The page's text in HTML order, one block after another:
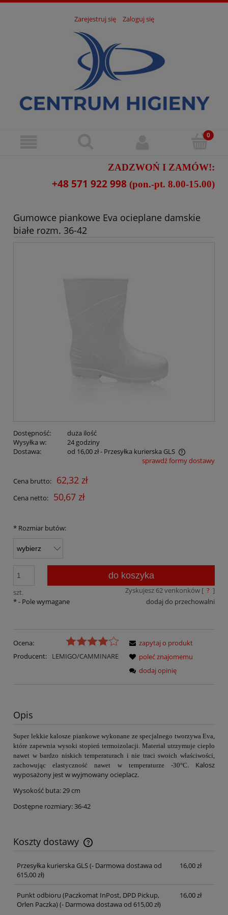
Zarejestruj się Zaloguj się
ZADZWOŃ I ZAMÓW!:
+48 571 922 998 (pon.-pt. 8.00-15.00)
Gumowce piankowe Eva ocieplane damskie
białe rozm. 36-42
Dostępność:
duża ilość
Wysyłka w:
24 godziny
Dostawa:
od 16,00 zł- Przesyłka kurierska GLS
Cena nie zawiera ewentualnych kosztów płatnościsprawdź formy dostawy
Cena brutto: 62,32 zł
Cena netto: 50,67 zł
* Rozmiar butów:
szt.
do koszyka
Zyskujesz 62 venkonków [ ? ]
dodaj do przechowalni
*- Pole wymagane
Ocena:
Producent:
LEMIGO/CAMMINARE
zapytaj o produkt
poleć znajomemu
dodaj opinię
Opis
Super lekkie kalosze piankowe wykonane ze specjalnego tworzywa Eva,
które zapewnia wysoki stopień termoizolacji. Materiał utrzymuje ciepło
nawet w bardzo niskich temperaturach i nie traci swoich właściwości,
zachowując elastyczność nawet w temperaturze -30°C. Kalosz
wyposażony jest w wyjmowany ocieplacz.
Wysokość buta: 29 cm
Dostępne rozmiary: 36-42
Koszty dostawy
Cena nie zawiera ewentualnych kosztów płatności
Przesyłka kurierska GLS(- Darmowa dostawa od
615,00 zł)
16,00 zł
Punkt odbioru (Paczkomat InPost, DPD Pickup,
Orlen Paczka)(- Darmowa dostawa od 615,00 zł)
16,00 zł